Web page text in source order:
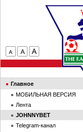
Главное
МОБИЛЬНАЯ ВЕРСИЯ
Лента
JOHNNYBET
Telegram-канал